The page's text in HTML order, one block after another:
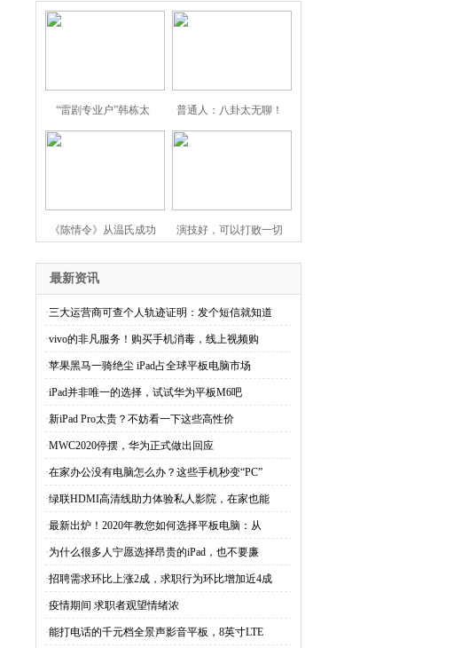
“雷剧专业户”韩栋太 普通人：八卦太无聊！
《陈情令》从温氏成功 演技好，可以打败一切
最新资讯
·三大运营商可查个人轨迹证明：发个短信就知道
·vivo的非凡服务！购买手机消毒，线上视频购
·苹果黑马一骑绝尘 iPad占全球平板电脑市场
·iPad并非唯一的选择，试试华为平板M6吧
·新iPad Pro太贵？不妨看一下这些高性价
·MWC2020停摆，华为正式做出回应
·在家办公没有电脑怎么办？这些手机秒变“PC”
·绿联HDMI高清线助力体验私人影院，在家也能
·最新出炉！2020年教您如何选择平板电脑：从
·为什么很多人宁愿选择昂贵的iPad，也不要廉
·招聘需求环比上涨2成，求职行为环比增加近4成
·疫情期间 求职者观望情绪浓
·能打电话的千元档全景声影音平板，8英寸LTE